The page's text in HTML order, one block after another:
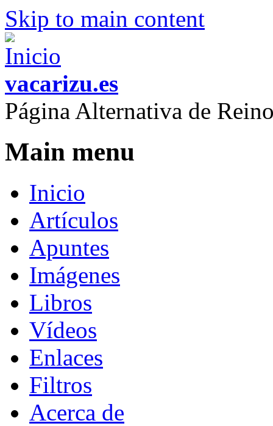
Skip to main content
vacarizu.es
Página Alternativa de
Main menu
Inicio
Artículos
Apuntes
Imágenes
Libros
Vídeos
Enlaces
Filtros
Acerca de